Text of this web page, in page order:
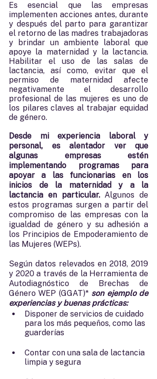
Es esencial que las empresas
implementen acciones antes, durante
y después del parto para garantizar
el retorno de las madres trabajadoras
y brindar un ambiente laboral que
apoye la maternidad y la lactancia.
Habilitar el uso de las salas de
lactancia, así como, evitar que el
permiso de maternidad afecte
negativamente el desarrollo
profesional de las mujeres es uno de
los pilares claves al trabajar equidad
de género.
Desde mi experiencia laboral y
personal, es alentador ver que
algunas empresas estén
implementando programas para
apoyar a las funcionarias en los
inicios de la maternidad y a la
lactancia en particular. Algunos de
estos programas surgen a partir del
compromiso de las empresas con la
igualdad de género y su adhesión a
los Principios de Empoderamiento de
las Mujeres (WEPs).
Según datos relevados en 2018, 2019
y 2020 a través de la Herramienta de
Autodiagnóstico de Brechas de
Género WEP (GGAT)* son ejemplo de
experiencias y buenas prácticas:
Disponer de servicios de cuidado
para los más pequeños, como las
guarderías
Contar con una sala de lactancia
limpia y segura